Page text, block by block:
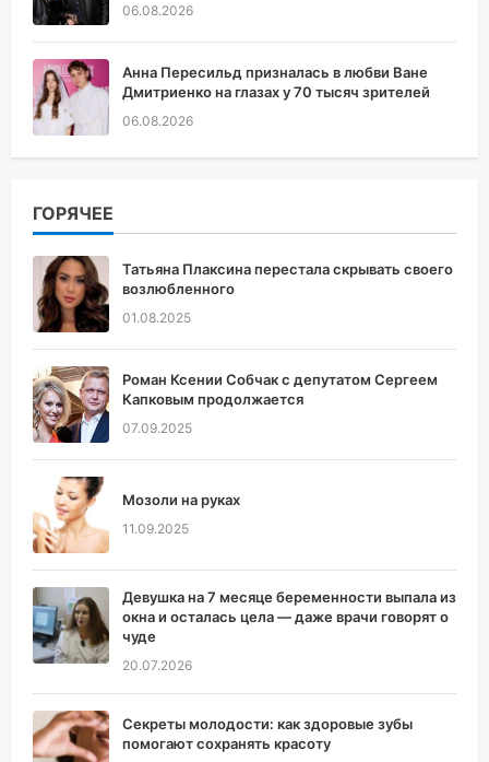
06.08.2026
Анна Пересильд призналась в любви Ване
Дмитриенко на глазах у 70 тысяч зрителей
06.08.2026
ГОРЯЧЕЕ
Татьяна Плаксина перестала скрывать своего
возлюбленного
01.08.2025
Роман Ксении Собчак с депутатом Сергеем
Капковым продолжается
07.09.2025
Мозоли на руках
11.09.2025
Девушка на 7 месяце беременности выпала из
окна и осталась цела — даже врачи говорят о
чуде
20.07.2026
Секреты молодости: как здоровые зубы
помогают сохранять красоту